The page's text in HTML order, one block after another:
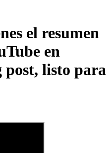
el resumen
en
post, listo para